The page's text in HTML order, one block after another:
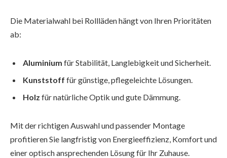
Die Materialwahl bei Rollläden hängt von Ihren Prioritäten
ab:
Aluminium für Stabilität, Langlebigkeit und Sicherheit.
Kunststoff für günstige, pflegeleichte Lösungen.
Holz für natürliche Optik und gute Dämmung.
Mit der richtigen Auswahl und passender Montage
profitieren Sie langfristig von Energieeffizienz, Komfort und
einer optisch ansprechenden Lösung für Ihr Zuhause.